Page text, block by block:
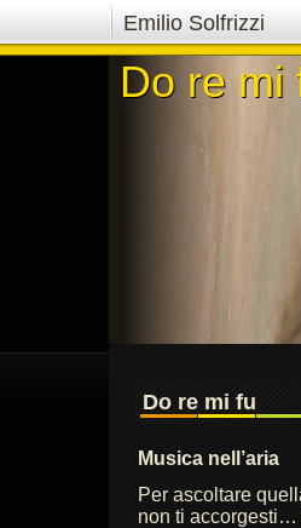
Emilio Solfrizzi
Do re mi
Do re mi
Do re mi fu
Musica nell’aria
Per ascoltare
non ti accorgesti…